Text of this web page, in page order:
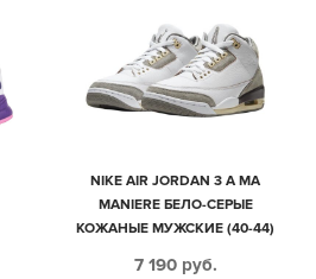
NIKE AIR JORDAN 3 A MA
MANIERE БЕЛО-СЕРЫЕ
КОЖАНЫЕ МУЖСКИЕ (40-44)
7 190 руб.